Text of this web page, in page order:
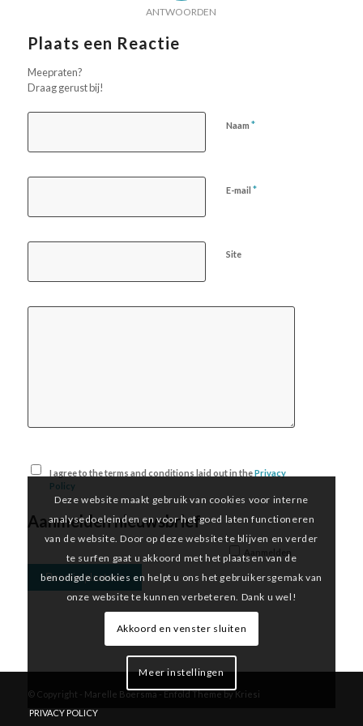
ANTWOORDEN
Plaats een Reactie
Meepraten?
Draag gerust bij!
Naam *
E-mail *
Site
I agree to the terms and conditions laid out in thePrivacy
Policy
Aanmelden nieuwsbrief
© Copyright - Marelle Boersma-Enfold Theme by Kriesi
PRIVACY POLICY
Deze website maakt gebruik van cookies voor interne
analysedoeleinden en voor het goed laten functioneren
van de website. Door op deze website te blijven en verder
te surfen gaat u akkoord met het plaatsen van de
benodigde cookies en helpt u ons het gebruikersgemak van
onze website te kunnen verbeteren. Dank u wel!
Akkoord en venster sluiten
Meer instellingen